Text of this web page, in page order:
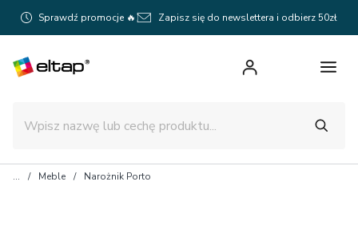
Sprawdź promocje 🔥 Zapisz się do newslettera i odbierz 50zł
Meble Narożnik Porto